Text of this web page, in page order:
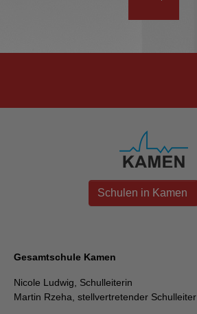
Schulen in Kamen
Gesamtschule Kamen
Nicole Ludwig, Schulleiterin
Martin Rzeha, stellvertretender Schulleiter